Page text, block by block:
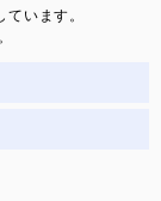
います。